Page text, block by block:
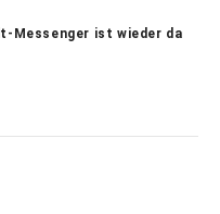
Messenger ist wieder da